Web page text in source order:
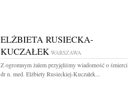
ELŻBIETA RUSIECKA-
KUCZAŁEK WARSZAWA
Z ogromnym żalem przyjęliśmy wiadomość o śmierci
dr n. med. Elżbiety Rusieckiej-Kuczałek...